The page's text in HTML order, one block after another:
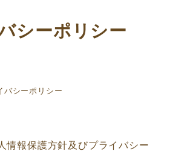
シーポリシー
バシーポリシー
情報保護方針及びプライバシー